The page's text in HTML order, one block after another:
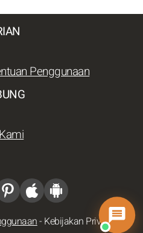
Penggunaan
- Kebijakan Privasi-